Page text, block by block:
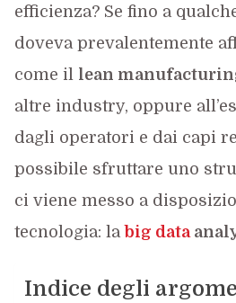
efficienza? Se fino a
doveva prevalentemente
come il lean
altre industry, oppure
dagli operatori e dai capi
possibile sfruttare uno
ci viene messo a
tecnologia: la big data
Indice degli